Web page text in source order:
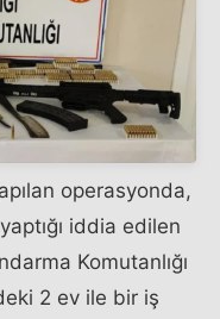
operasyonda,
iddia edilen
Komutanlığı
2 ev ile bir iş